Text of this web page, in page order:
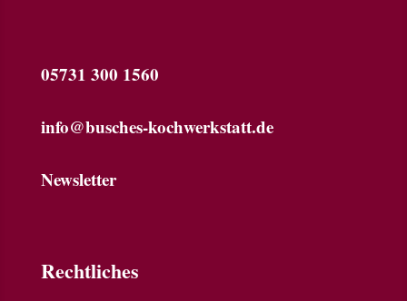
05731 300 1560
info@busches-kochwerkstatt.de
Newsletter
Rechtliches